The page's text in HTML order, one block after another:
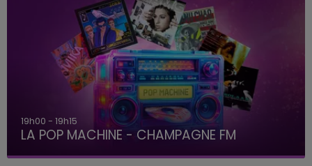
19h15 - 20h00
LA RADIO POP